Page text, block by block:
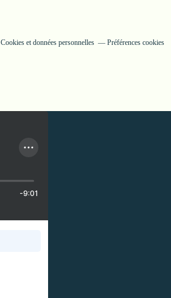
Cookies et données personnelles Préférences cookies
-9:01